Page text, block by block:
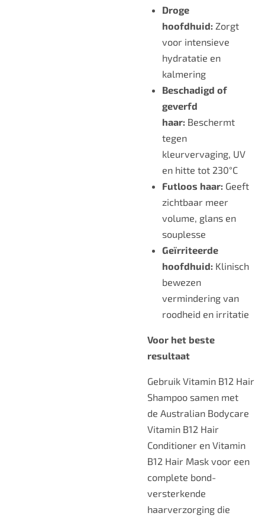
Droge
hoofdhuid: Zorgt
voor intensieve
hydratatie en
kalmering
Beschadigd of
geverfd
haar: Beschermt
tegen
kleurvervaging, UV
en hitte tot 230°C
Futloos haar: Geeft
zichtbaar meer
volume, glans en
souplesse
Geïrriteerde
hoofdhuid: Klinisch
bewezen
vermindering van
roodheid en irritatie
Voor het beste
resultaat
Gebruik Vitamin B12 Hair
Shampoo samen met
de Australian Bodycare
Vitamin B12 Hair
Conditioner en Vitamin
B12 Hair Mask voor een
complete bond-
versterkende
haarverzorging die